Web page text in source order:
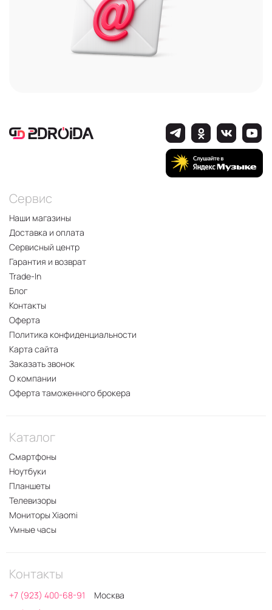
Сервис
Наши магазины
Доставка и оплата
Сервисный центр
Гарантия и возврат
Trade-In
Блог
Контакты
Оферта
Политика конфиденциальности
Карта сайта
Заказать звонок
О компании
Оферта таможенного брокера
Каталог
Смартфоны
Ноутбуки
Планшеты
Телевизоры
Мониторы Xiaomi
Умные часы
Контакты
+7 (923) 400-68-91
Москва